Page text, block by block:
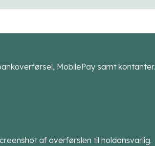
MobilePay samt kontanter.
af overførslen til holdansvarlig.